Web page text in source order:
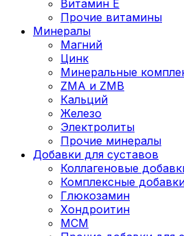
Витамин Е
Прочие витамины
Минералы
Магний
Цинк
Минеральные
ZMA и ZMB
Кальций
Железо
Электролиты
Прочие минералы
Добавки для суставов
Коллагеновые
Комплексные
Глюкозамин
Хондроитин
MCM